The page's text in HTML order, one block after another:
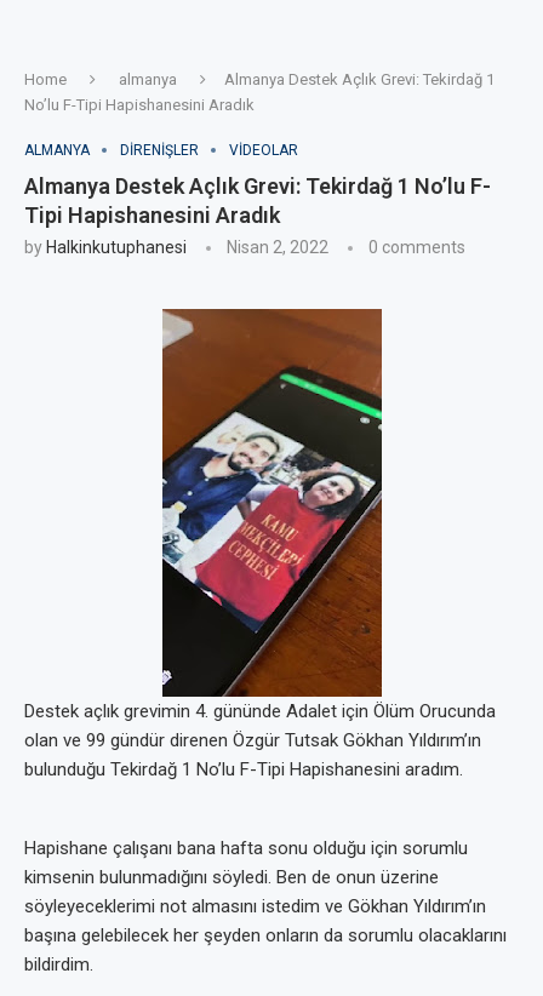
Home almanya
Almanya Destek Açlık Grevi: Tekirdağ 1
No’lu F-Tipi Hapishanesini Aradık
ALMANYA DIRENIŞLER VIDEOLAR
Almanya Destek Açlık Grevi: Tekirdağ 1 No’lu F-
Tipi Hapishanesini Aradık
by Halkinkutuphanesi Nisan 2, 2022 0 comments
Destek açlık grevimin 4. gününde Adalet için Ölüm Orucunda
olan ve 99 gündür direnen Özgür Tutsak Gökhan Yıldırım’ın
bulunduğu Tekirdağ 1 No’lu F-Tipi Hapishanesini aradım.
Hapishane çalışanı bana hafta sonu olduğu için sorumlu
kimsenin bulunmadığını söyledi. Ben de onun üzerine
söyleyeceklerimi not almasını istedim ve Gökhan Yıldırım’ın
başına gelebilecek her şeyden onların da sorumlu olacaklarını
bildirdim.